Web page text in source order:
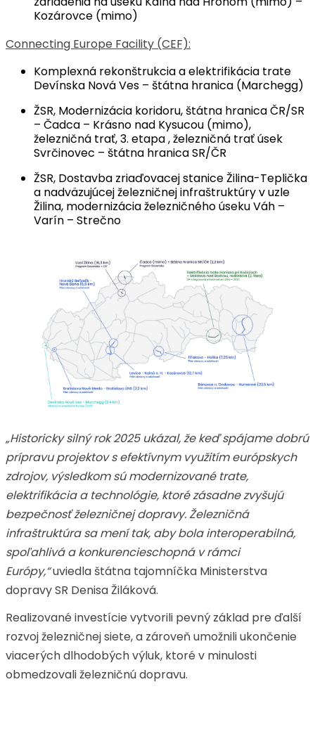
Kozárovce (mimo)
Connecting Europe Facility (CEF):
Komplexná rekonštrukcia a elektrifikácia trate
Devínska Nová Ves – štátna hranica (Marchegg)
ŽSR, Modernizácia koridoru, štátna hranica ČR/SR
– Čadca – Krásno nad Kysucou (mimo),
železničná trať, 3. etapa , železničná trať úsek
Svrčinovec – štátna hranica SR/ČR
ŽSR, Dostavba zriaďovacej stanice Žilina-Teplička
a nadväzujúcej železničnej infraštruktúry v uzle
Žilina, modernizácia železničného úseku Váh –
Varín – Strečno
„Historicky silný rok 2025 ukázal, že keď spájame dobrú
prípravu projektov s efektívnym využitím európskych
zdrojov, výsledkom sú modernizované trate,
elektrifikácia a technológie, ktoré zásadne zvyšujú
bezpečnosť železničnej dopravy. Železničná
infraštruktúra sa mení tak, aby bola interoperabilná,
spoľahlivá a konkurencieschopná v rámci
Európy,“uviedla štátna tajomníčka Ministerstva
dopravy SR Denisa Žiláková.
Realizované investície vytvorili pevný základ pre ďalší
rozvoj železničnej siete, a zároveň umožnili ukončenie
viacerých dlhodobých výluk, ktoré v minulosti
obmedzovali železničnú dopravu.